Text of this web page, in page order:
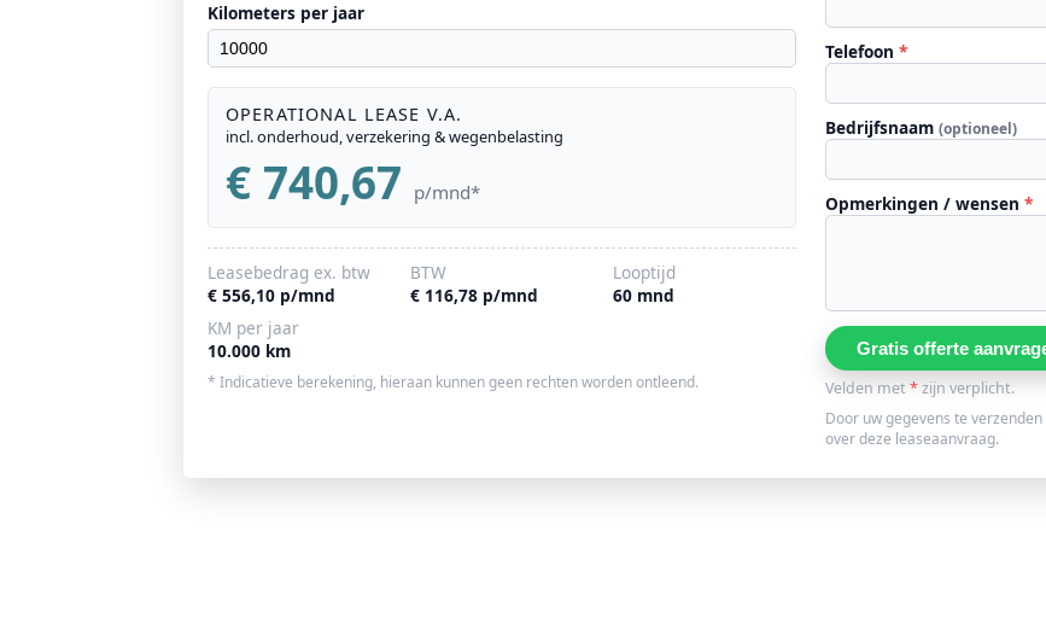
Kilometers per jaar
OPERATIONAL LEASE V.A.
incl. onderhoud, verzekering & wegenbelasting
€ 740,67 p/mnd*
Leasebedrag ex. btw
€ 556,10 p/mnd
BTW
€ 116,78 p/mnd
Looptijd
60 mnd
KM per jaar
10.000 km
* Indicatieve berekening, hieraan kunnen geen rechten worden ontleend.
Telefoon *
Bedrijfsnaam (optioneel)
Opmerkingen / wensen *
Gratis offerte
Velden met *zijn verplicht.
Door uw gegevens te
over deze leaseaanvraag.